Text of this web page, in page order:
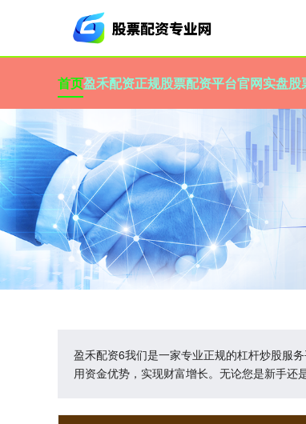
首页盈禾配资正规股票配资平台官网实盘股
盈禾配资6我们是一家专业正规的杠杆炒股服
用资金优势，实现财富增长。无论您是新手还